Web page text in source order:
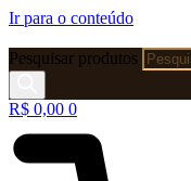
Ir para o conteúdo
Pesquisar produtos
R$ 0,00 0